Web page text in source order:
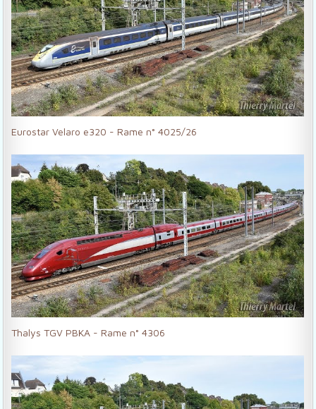
Eurostar Velaro e320 - Rame n° 4025/26
Thalys TGV PBKA - Rame n° 4306